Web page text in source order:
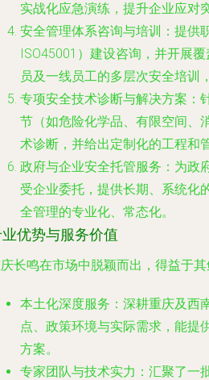
实战化应急演练，提升企业应对
安全管理体系咨询与培训
：提供
ISO45001）建设咨询，并开展
员及一线员工的多层次安全培训
专项安全技术诊断与解决方案 ：
节（如危险化学品、有限空间、
术诊断，并给出定制化的工程和
政府与企业安全托管服务 ：为政
受企业委托，提供长期、系统化
全管理的专业化、常态化。
优势与服务价值
长鸣在市场中脱颖而出，得益于其
本土化深度服务 ：深耕重庆及西
点、政策环境与实际需求，能提
方案。
专家团队与技术实力 ：汇聚了一